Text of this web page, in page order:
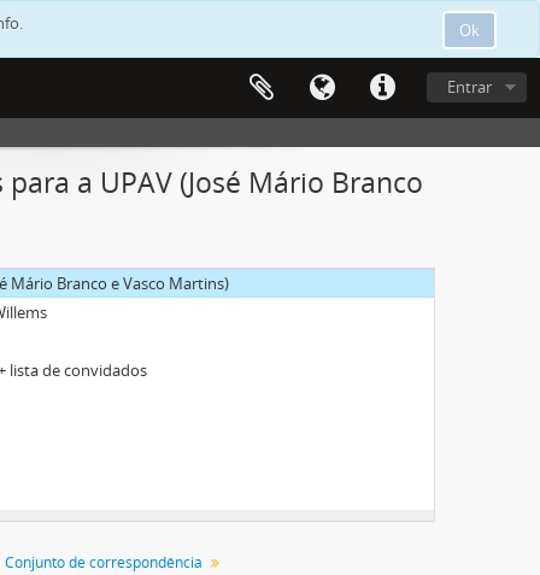
Ok
Entrar
a UPAV (José Mário Branco
Mário Branco e Vasco Martins)
lista de convidados
Conjunto de correspondência